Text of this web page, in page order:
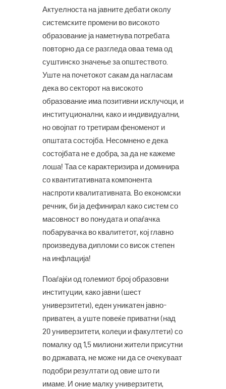
Актуелноста на јавните дебати околу
системските промени во високото
образование ја наметнува потребата
повторно да се разгледа оваа тема од
суштинско значење за општеството.
Уште на почетокот сакам да нагласам
дека во секторот на високото
образование има позитивни исклучоци, и
институционални, како и индивидуални,
но овојпат го третирам феноменот и
општата состојба. Несомнено е дека
состојбата не е добра, за да не кажеме
лоша! Таа се карактеризира и доминира
со квантитативната компонента
наспроти квалитативната. Во економски
речник, би ја дефинирал како систем со
масовност во понудата и опаѓачка
побарувачка во квалитетот, кој главно
произведува дипломи со висок степен
на инфлација!
Поаѓајќи од големиот број образовни
институции, како јавни (шест
универзитети), еден уникатен јавно-
приватен, а уште повеќе приватни (над
20 универзитети, колеџи и факултети) со
помалку од 1,5 милиони жители присутни
во државата, не може ни да се очекуваат
подобри резултати од овие што ги
имаме. И оние малку универзитети,